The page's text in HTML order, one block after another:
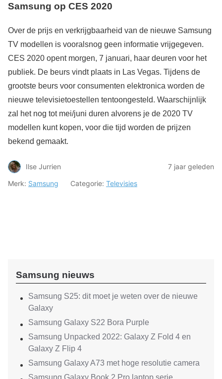
Samsung op CES 2020
Over de prijs en verkrijgbaarheid van de nieuwe Samsung
TV modellen is vooralsnog geen informatie vrijgegeven.
CES 2020 opent morgen, 7 januari, haar deuren voor het
publiek. De beurs vindt plaats in Las Vegas. Tijdens de
grootste beurs voor consumenten elektronica worden de
nieuwe televisietoestellen tentoongesteld. Waarschijnlijk
zal het nog tot mei/juni duren alvorens je de 2020 TV
modellen kunt kopen, voor die tijd worden de prijzen
bekend gemaakt.
Ilse Jurrien
7 jaar geleden
Merk: Samsung Categorie: Televisies
Samsung nieuws
Samsung S25: dit moet je weten over de nieuwe
Galaxy
Samsung Galaxy S22 Bora Purple
Samsung Unpacked 2022: Galaxy Z Fold 4 en
Galaxy Z Flip 4
Samsung Galaxy A73 met hoge resolutie camera